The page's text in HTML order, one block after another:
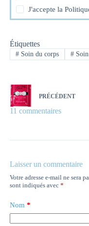
J'accepte la
Étiquettes
#Soin du corps #Soin
PRÉCÉDENT
11 commentaires
Laisser un commentaire
Votre adresse e-mail ne sera
sont indiqués avec *
Nom *